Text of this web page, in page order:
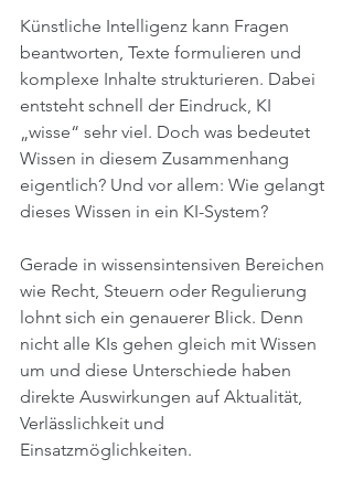
Künstliche Intelligenz kann Fragen
beantworten, Texte formulieren und
komplexe Inhalte strukturieren. Dabei
entsteht schnell der Eindruck, KI
„wisse“ sehr viel. Doch was bedeutet
Wissen in diesem Zusammenhang
eigentlich? Und vor allem: Wie gelangt
dieses Wissen in ein KI-System?
Gerade in wissensintensiven Bereichen
wie Recht, Steuern oder Regulierung
lohnt sich ein genauerer Blick. Denn
nicht alle KIs gehen gleich mit Wissen
um und diese Unterschiede haben
direkte Auswirkungen auf Aktualität,
Verlässlichkeit und
Einsatzmöglichkeiten.